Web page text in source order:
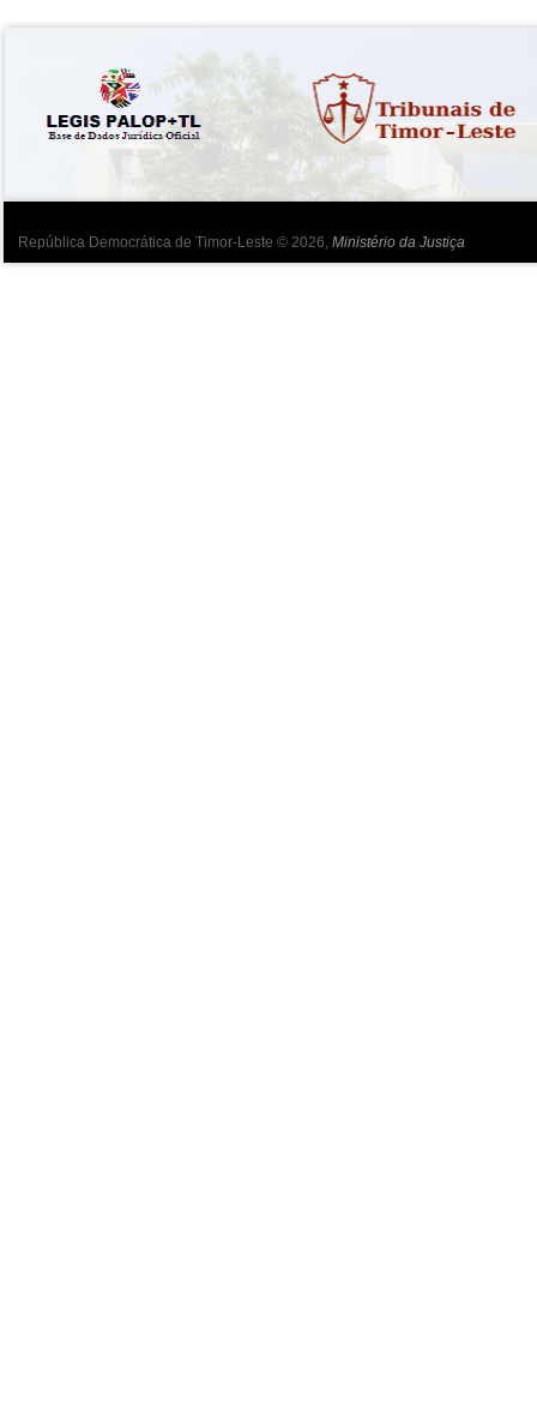
República Democrática de Timor-Leste © 2026, Ministério da Justiça